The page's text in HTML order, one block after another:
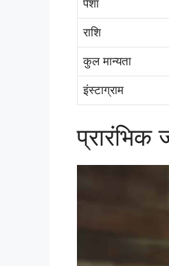
पेशा
राशि
कुल मान्यता
इंस्टाग्राम
प्रारंभिक